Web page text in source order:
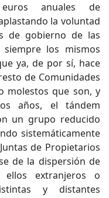
anuales de
la voluntad
de gobierno de las
los mismos
ya, de por sí, hace
de Comunidades
molestos que son, y
años, el tándem
un grupo reducido
sistemáticamente
de Propietarios
de la dispersión de
extranjeros o
y distantes